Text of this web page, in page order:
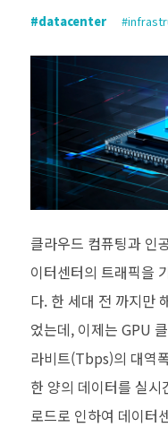
#datacenter
클라우드 컴퓨팅과 인
이터센터의 트래픽을
다. 한 세대 전 까지만
었는데, 이제는 GPU
라비트(Tbps)의 대역
한 양의 데이터를 실
로드로 인하여 데이터